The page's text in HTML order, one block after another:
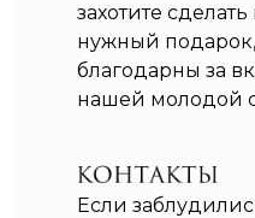
захотите
нужный
благодарны за
нашей молодой
Если